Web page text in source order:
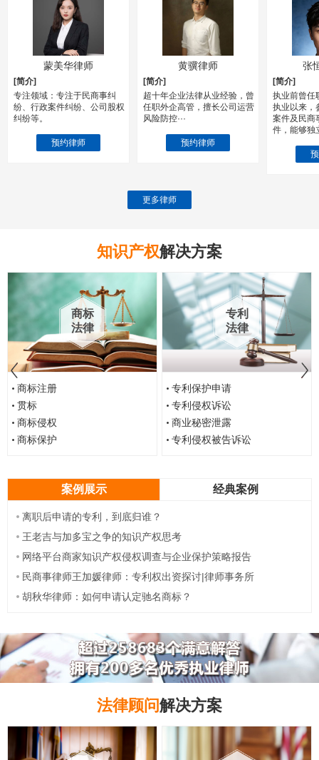
蒙美华律师
[简介]
专注领域：专注于民商事纠
纷、行政案件纠纷、公司股权
纠纷等。
预约律师
黄骥律师
[简介]
超十年企业法律从业经验，曾
任职外企高管，擅长公司运营
风险防控···
预约律师
张
[简介]
执业前曾任
执业以来，
案件及民商
件，能够独
更多律师
知识产权解决方案
商标
法律
商标注册
贯标
商标侵权
商标保护
专利
法律
专利保护申请
专利侵权诉讼
商业秘密泄露
专利侵权被告诉讼
案例展示 经典案例
离职后申请的专利，到底归谁？
王老吉与加多宝之争的知识产权思考
网络平台商家知识产权侵权调查与企业保护策略报告
民商事律师王加媛律师：专利权出资探讨|律师事务所
胡秋华律师：如何申请认定驰名商标？
法律顾问解决方案